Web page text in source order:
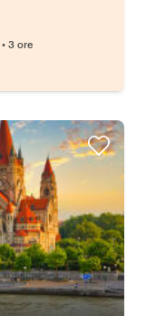
• 3 ore